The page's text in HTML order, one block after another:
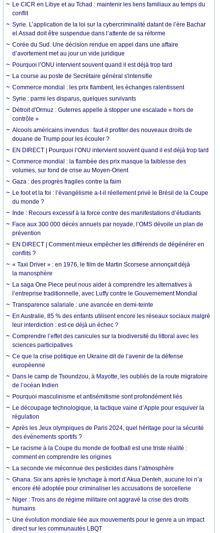
Le CICR en Libye et au Tchad : maintenir les liens familiaux au temps du
conflit
Syrie. L’application de la loi sur la cybercriminalité datant de l’ère Bachar
el Assad doit être suspendue dans l’attente de sa réforme
Corée du Sud. Une décision rendue en appel dans une affaire
d’avortement met au jour un vide juridique
Pourquoi l’ONU intervient souvent quand il est déjà trop tard
La course au poste de Secrétaire général s'intensifie
Commerce mondial : les prix flambent, les échanges ralentissent
Syrie : parmi les disparus, quelques survivants
Détroit d'Ormuz : Guterres appelle à stopper une escalade « hors de
contrôle »
Alcools américains invendus : faut-il profiter des nouveaux droits de
douane de Trump pour les écouler ?
EN DIRECT | Pourquoi l’ONU intervient souvent quand il est déjà trop tard
Commerce mondial : la flambée des prix masque la faiblesse des
volumes, sur fond de crise au Moyen-Orient
Gaza : des progrès fragiles contre la faim
Le foot et la foi : l’évangélisme a-t-il réellement privé le Brésil de la Coupe
du monde ?
Inde : Recours excessif à la force contre des manifestations d’étudiants
Face aux 300 000 décès annuels par noyade, l’OMS dévoile un plan de
prévention
EN DIRECT | Comment mieux empêcher les différends de dégénérer en
conflits ?
« Taxi Driver » : en 1976, le film de Martin Scorsese annonçait déjà
la manosphère
La saga One Piece peut nous aider à comprendre les alternatives à
l’entreprise traditionnelle, avec Luffy contre le Gouvernement Mondial
Transparence salariale : une avancée en demi-teinte
En Australie, 85 % des enfants utilisent encore les réseaux sociaux malgré
leur interdiction : est-ce déjà un échec ?
Comprendre l’effet des canicules sur la biodiversité du littoral avec les
sciences participatives
Ce que la crise politique en Ukraine dit de l’avenir de la défense
européenne
Dans le camp de Tsoundzou, à Mayotte, les oubliés de la route migratoire
de l’océan Indien
Pourquoi masculinisme et antisémitisme sont profondément liés
Le découpage technologique, la tactique vaine d’Apple pour esquiver la
régulation
Après les Jeux olympiques de Paris 2024, quel héritage pour la sécurité
des évènements sportifs ?
Le racisme à la Coupe du monde de football est une triste réalité :
comment en comprendre les origines
La seconde vie méconnue des pesticides dans l’atmosphère
Ghana. Six ans après le lynchage à mort d’Akua Denteh, aucune loi n’a
encore été adoptée pour criminaliser les accusations de sorcellerie
Niger : Trois ans de régime militaire ont aggravé la crise des droits
humains
Une évolution mondiale liée aux mouvements pour le genre a un impact
direct sur les communautés LBQT